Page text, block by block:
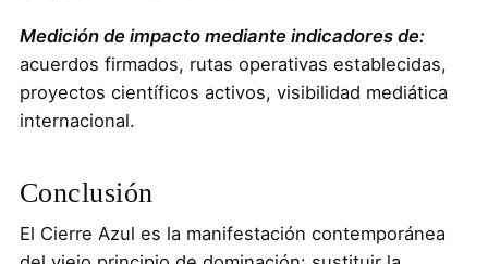
Medición de impacto mediante indicadores de:
acuerdos firmados, rutas operativas establecidas,
proyectos científicos activos, visibilidad mediática
internacional.
Conclusión
El Cierre Azul es la manifestación contemporánea